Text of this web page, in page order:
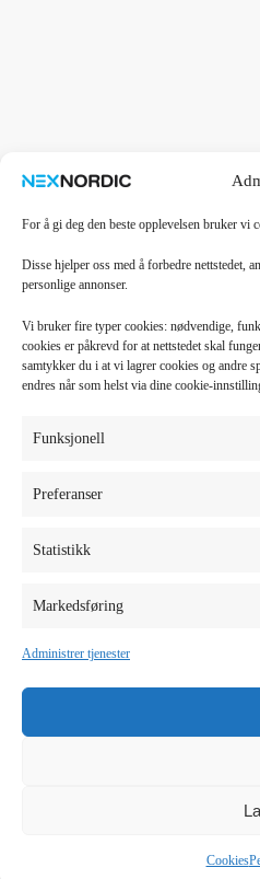
For å gi deg den beste opplevelsen bruker vi
Disse hjelper oss med å forbedre nettstedet,
personlige annonser.
Vi bruker fire typer cookies: nødvendige,
cookies er påkrevd for at nettstedet skal
samtykker du i at vi lagrer cookies og andre
endres når som helst via dine cookie-
Funksjonell
Preferanser
Statistikk
Markedsføring
Administrer tjenester
Cookies